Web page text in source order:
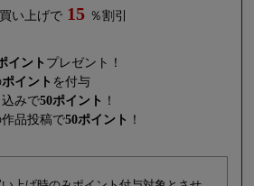
い上げで 15 ％割引
イント プレゼント！
ポイント を付与
みで50ポイント ！
品投稿で50ポイント ！